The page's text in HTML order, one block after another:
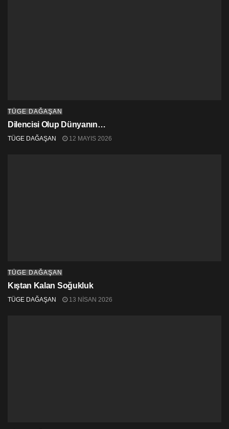
TÜGE DAĞAŞAN
Dilencisi Olup Dünyanın…
TÜGE DAĞAŞAN 12 MAYIS 2026
TÜGE DAĞAŞAN
Kıştan Kalan Soğukluk
TÜGE DAĞAŞAN 13 NISAN 2026